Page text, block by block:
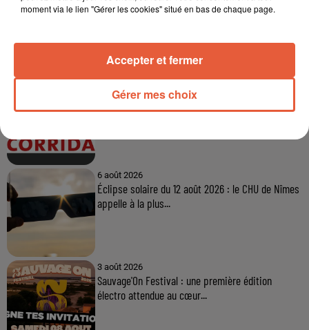
À LA UNE
6 août 2026
Arles : après un taureau percuté lors d'une
abrivado à Saliers,...
6 août 2026
Éclipse solaire du 12 août 2026 : le CHU de Nîmes
appelle à la plus...
3 août 2026
Sauvage'On Festival : une première édition
électro attendue au cœur...
moment via le lien "Gérer les cookies" situé en bas de chaque page.
Gérer mes choix
Accepter et fermer